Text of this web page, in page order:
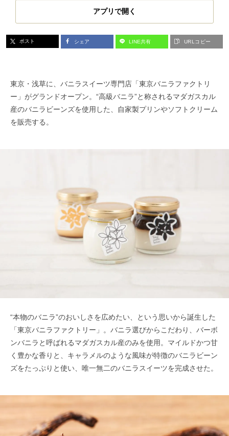
アプリで開く
ポスト シェア LINE共有 URLコピー
東京・浅草に、バニラスイーツ専門店「東京バニラファクトリ
ー」がグランドオープン。“高級バニラ”と称されるマダガスカル
産のバニラビーンズを使用した、自家製プリンやソフトクリーム
を販売する。
“本物のバニラ”のおいしさを広めたい、という思いから誕生した
「東京バニラファクトリー」。バニラ選びからこだわり、バーボ
ンバニラと呼ばれるマダガスカル産のみを使用。マイルドかつ甘
く豊かな香りと、キャラメルのような風味が特徴のバニラビーン
ズをたっぷりと使い、唯一無二のバニラスイーツを完成させた。